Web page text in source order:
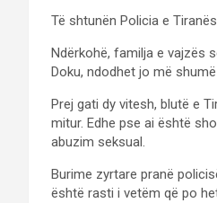
Të shtunën Policia e
Ndërkohë, familja e vajzës
Doku, ndodhet jo më
Prej gati dy vitesh, blutë e
mitur. Edhe pse ai është
abuzim seksual.
Burime zyrtare pranë
është rasti i vetëm që po